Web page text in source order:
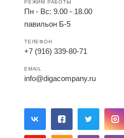
РЕЖИМ РАБОТЫ
Пн - Вс: 9.00 - 18.00
павильон Б-5
ТЕЛЕФОН
+7 (916) 339-80-71
EMAIL
info@digacompany.ru